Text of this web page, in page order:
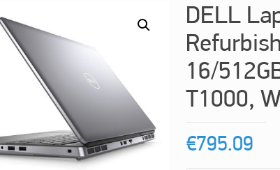
DELL
16/
T1000,
€795.09